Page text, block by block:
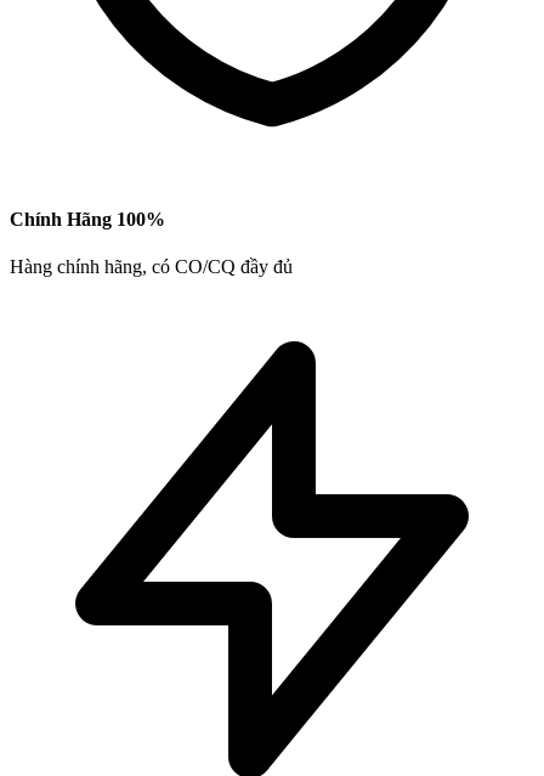
Chính Hãng 100%
Hàng chính hãng, có CO/CQ đầy đủ